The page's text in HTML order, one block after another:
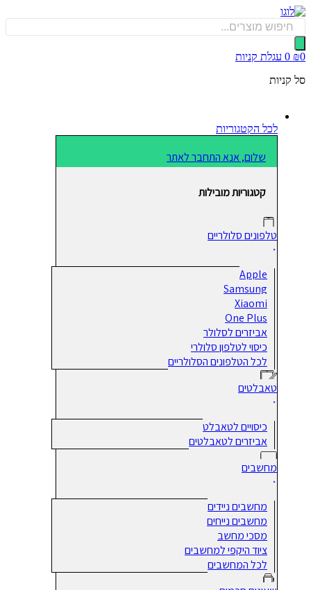
0 עגלת קניות
לכל הקטגוריות
שלום, אנא התחבר לאתר
קטגוריות מובילות
טלפונים סלולריים
Apple
Samsung
Xiaomi
One Plus
אביזרים לסלולר
כיסוי לטלפון סלולרי
לכל הטלפונים הסלולריים
טאבלטים
כיסויים לטאבלט
אביזרים לטאבלטים
מחשבים
מחשבים ניידים
מחשבים נייחים
מסכי מחשב
ציוד היקפי למחשבים
לכל המחשבים